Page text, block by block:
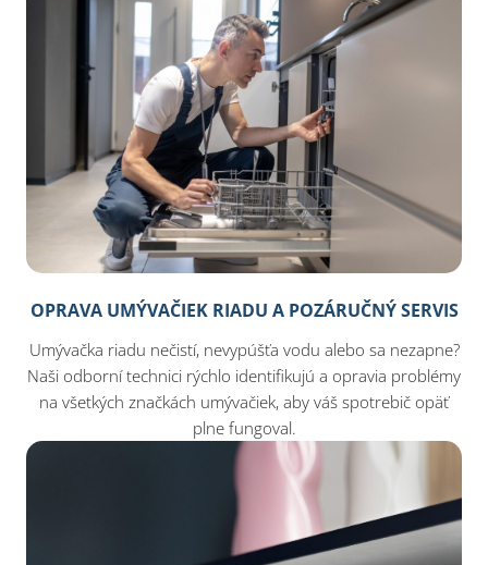
OPRAVA UMÝVAČIEK RIADU A POZÁRUČNÝ SERVIS
Umývačka riadu nečistí, nevypúšťa vodu alebo sa nezapne?
Naši odborní technici rýchlo identifikujú a opravia problémy
na všetkých značkách umývačiek, aby váš spotrebič opäť
plne fungoval.